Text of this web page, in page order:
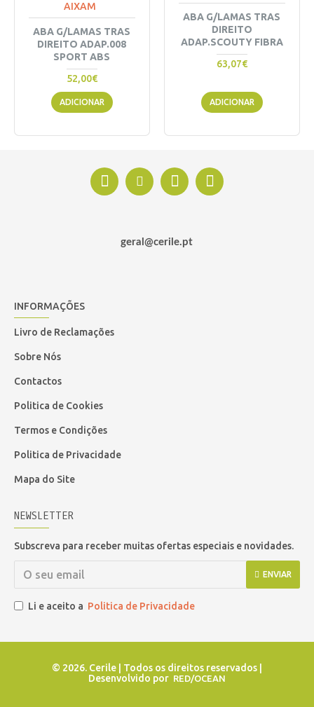
AIXAM
ABA G/LAMAS TRAS
DIREITO ADAP.008
SPORT ABS
52,00€
ADICIONAR
ABA G/LAMAS TRAS
DIREITO
ADAP.SCOUTY FIBRA
63,07€
ADICIONAR
geral@cerile.pt
INFORMAÇÕES
Livro de Reclamações
Sobre Nós
Contactos
Politica de Cookies
Termos e Condições
Politica de Privacidade
Mapa do Site
NEWSLETTER
Subscreva para receber muitas ofertas especiais e novidades.
ENVIAR
Li e aceito a Politica de Privacidade
© 2026. Cerile | Todos os direitos reservados |
Desenvolvido por RED/OCEAN